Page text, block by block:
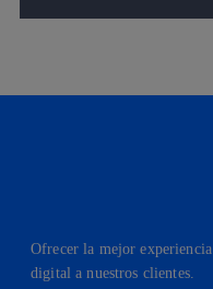
Ofrecer la mejor experiencia
digital a nuestros clientes.